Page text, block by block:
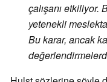
çalışanı etkiliyor.
yetenekli
Bu karar, ancak